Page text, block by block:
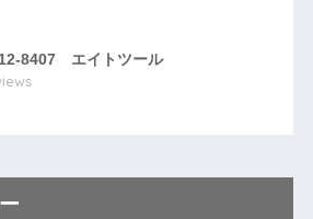
8407 エイトツール